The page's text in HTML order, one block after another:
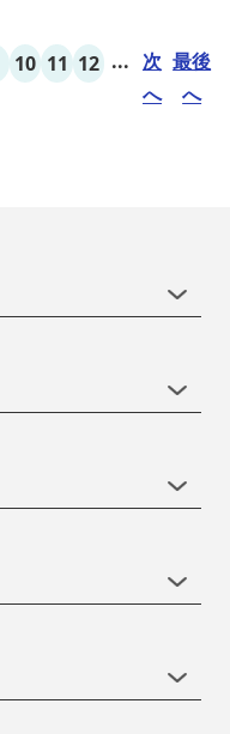
10 11 12 ... 次
へ
最後
へ